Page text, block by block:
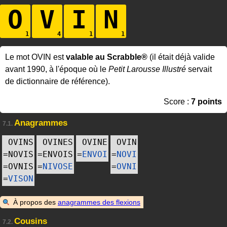
O V I N
Le mot OVIN estvalable au Scrabble® (il était déjà valide
avant 1990, à l'époque où le Petit Larousse Illustré servait
de dictionnaire de référence).
Score : 7 points
7.1. Anagrammes
OVINS
=NOVIS
=OVNIS
=VISON
OVINES
=ENVOIS
=NIVOSE
OVINE
=ENVOI
OVIN
=NOVI
=OVNI
À propos des anagrammes des flexions
7.2. Cousins